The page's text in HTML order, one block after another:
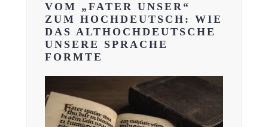
VOM „FATER UNSER“
ZUM HOCHDEUTSCH: WIE
DAS ALTHOCHDEUTSCHE
UNSERE SPRACHE
FORMTE